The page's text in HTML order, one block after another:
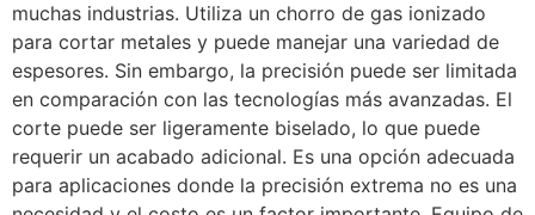
muchas industrias. Utiliza un chorro de gas ionizado
para cortar metales y puede manejar una variedad de
espesores. Sin embargo, la precisión puede ser limitada
en comparación con las tecnologías más avanzadas. El
corte puede ser ligeramente biselado, lo que puede
requerir un acabado adicional. Es una opción adecuada
para aplicaciones donde la precisión extrema no es una